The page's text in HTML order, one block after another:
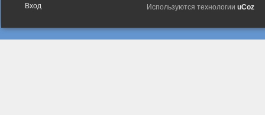
Вход
Используются технологии uCoz